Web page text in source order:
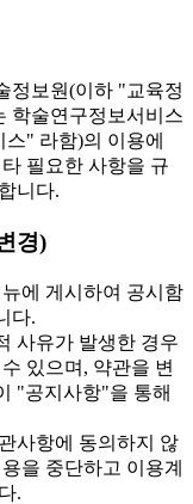
정보원(이하 "교육정
학술연구정보서비스
" 라함)의 이용에
필요한 사항을 규
니다.
경)
에 게시하여 공시함
다.
사유가 발생한 경우
있으며, 약관을 변
"공지사항"을 통해
사항에 동의하지 않
을 중단하고 이용계
.